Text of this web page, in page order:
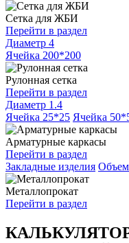
Сетка для ЖБИ
Перейти в раздел
Диаметр 4
Ячейка 200*200
Рулонная сетка
Перейти в раздел
Диаметр 1.4
Ячейка 25*25 Ячейка
Арматурные каркасы
Перейти в раздел
Закладные изделия
Металлопрокат
Перейти в раздел